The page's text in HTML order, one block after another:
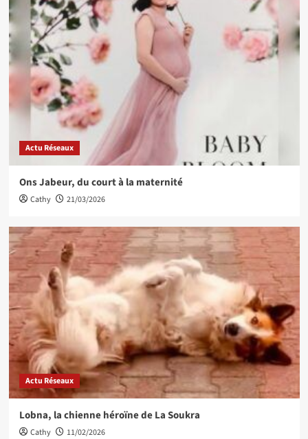
Actu Réseaux
Ons Jabeur, du court à la maternité
Cathy 21/03/2026
Actu Réseaux
Lobna, la chienne héroïne de La Soukra
Cathy 11/02/2026